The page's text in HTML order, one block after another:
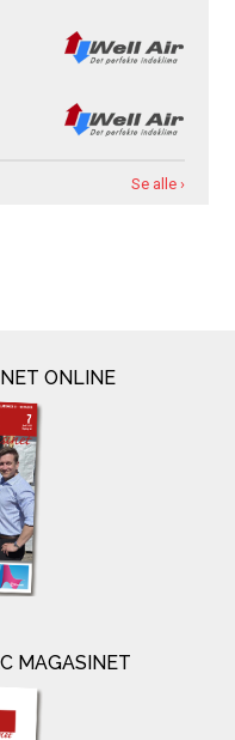
Se alle ›
ONLINE
MAGASINET